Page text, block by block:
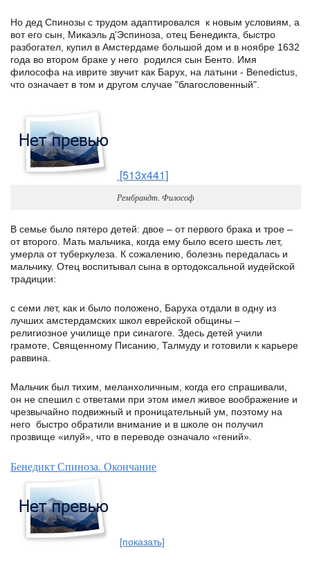
Но дед Спинозы с трудом адаптировался к новым условиям, а
вот его сын, Микаэль д'Эспиноза, отец Бенедикта, быстро
разбогател, купил в Амстердаме большой дом и в ноябре 1632
года во втором браке у него родился сын Бенто. Имя
философа на иврите звучит как Барух, на латыни - Benedictus,
что означает в том и другом случае "благословенный".
[513x441]
Рембрандт. Философ
В семье было пятеро детей: двое – от первого брака и трое –
от второго. Мать мальчика, когда ему было всего шесть лет,
умерла от туберкулеза. К сожалению, болезнь передалась и
мальчику. Отец воспитывал сына в ортодоксальной иудейской
традиции:
с семи лет, как и было положено, Баруха отдали в одну из
лучших амстердамских школ еврейской общины –
религиозное училище при синагоге. Здесь детей учили
грамоте, Священному Писанию, Талмуду и готовили к карьере
раввина.
Мальчик был тихим, меланхоличным, когда его спрашивали,
он не спешил с ответами при этом имел живое воображение и
чрезвычайно подвижный и проницательный ум, поэтому на
него быстро обратили внимание и в школе он получил
прозвище «илуй», что в переводе означало «гений».
Бенедикт Спиноза. Окончание
[показать]